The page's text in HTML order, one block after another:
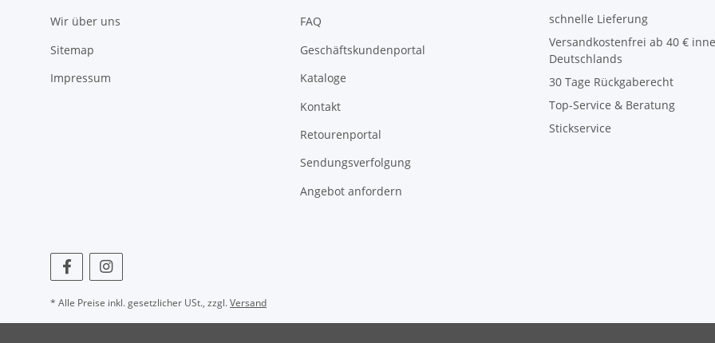
Wir über uns
Sitemap
Impressum
FAQ
Geschäftskundenportal
Kataloge
Kontakt
Retourenportal
Sendungsverfolgung
Angebot anfordern
schnelle Lieferung
Versandkostenfrei ab 40 €
Deutschlands
30 Tage Rückgaberecht
Top-Service & Beratung
Stickservice
* Alle Preise inkl. gesetzlicher USt., zzgl.Versand